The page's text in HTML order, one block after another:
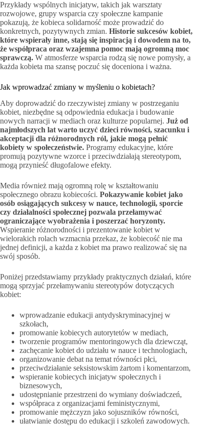
Przykłady wspólnych inicjatyw, takich jak warsztaty
rozwojowe, grupy wsparcia czy społeczne kampanie
pokazują, że kobieca solidarność może prowadzić do
konkretnych, pozytywnych zmian. Historie sukcesów kobiet,
które wspierały inne, stają się inspiracją i dowodem na to,
że współpraca oraz wzajemna pomoc mają ogromną moc
sprawczą. W atmosferze wsparcia rodzą się nowe pomysły, a
każda kobieta ma szansę poczuć się doceniona i ważna.
Jak wprowadzać zmiany w myśleniu o kobietach?
Aby doprowadzić do rzeczywistej zmiany w postrzeganiu
kobiet, niezbędne są odpowiednia edukacja i budowanie
nowych narracji w mediach oraz kulturze popularnej. Już od
najmłodszych lat warto uczyć dzieci równości, szacunku i
akceptacji dla różnorodnych ról, jakie mogą pełnić
kobiety w społeczeństwie. Programy edukacyjne, które
promują pozytywne wzorce i przeciwdziałają stereotypom,
mogą przynieść długofalowe efekty.
Media również mają ogromną rolę w kształtowaniu
społecznego obrazu kobiecości. Pokazywanie kobiet jako
osób osiągających sukcesy w nauce, technologii, sporcie
czy działalności społecznej pozwala przełamywać
ograniczające wyobrażenia i poszerzać horyzonty.
Wspieranie różnorodności i prezentowanie kobiet w
wielorakich rolach wzmacnia przekaz, że kobiecość nie ma
jednej definicji, a każda z kobiet ma prawo realizować się na
swój sposób.
Poniżej przedstawiamy przykłady praktycznych działań, które
mogą sprzyjać przełamywaniu stereotypów dotyczących
kobiet:
wprowadzanie edukacji antydyskryminacyjnej w
szkołach,
promowanie kobiecych autorytetów w mediach,
tworzenie programów mentoringowych dla dziewcząt,
zachęcanie kobiet do udziału w nauce i technologiach,
organizowanie debat na temat równości płci,
przeciwdziałanie seksistowskim żartom i komentarzom,
wspieranie kobiecych inicjatyw społecznych i
biznesowych,
udostępnianie przestrzeni do wymiany doświadczeń,
współpraca z organizacjami feministycznymi,
promowanie mężczyzn jako sojuszników równości,
ułatwianie dostępu do edukacji i szkoleń zawodowych.